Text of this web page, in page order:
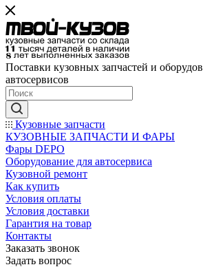
Поставки кузовных запчастей и
автосервисов
Кузовные запчасти
КУЗОВНЫЕ ЗАПЧАСТИ И ФАРЫ
Фары DEPO
Оборудование для автосервиса
Кузовной ремонт
Как купить
Условия оплаты
Условия доставки
Гарантия на товар
Контакты
Заказать звонок
Задать вопрос